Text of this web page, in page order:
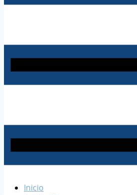
Inicio